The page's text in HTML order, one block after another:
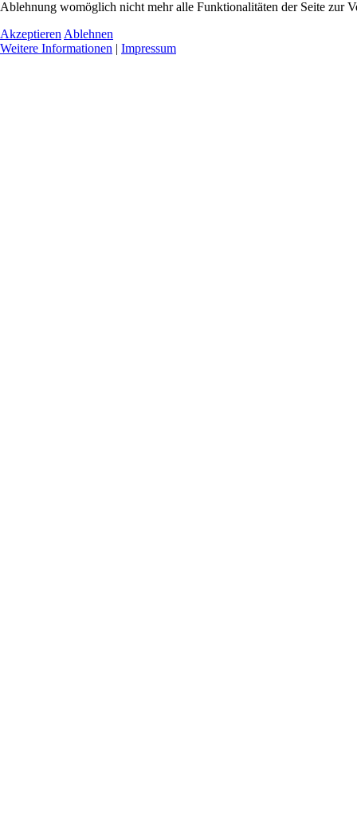
Ablehnung womöglich nicht mehr alle Funktionalitäten der Seite zur
Akzeptieren Ablehnen
Weitere Informationen | Impressum